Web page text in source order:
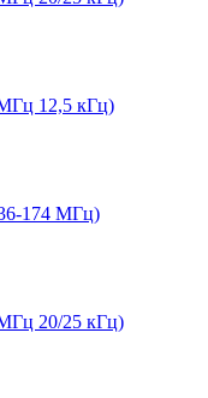
12,5 кГц)
174 МГц)
20/25 кГц)